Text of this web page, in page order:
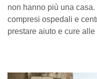
non hanno più una
compresi ospedali e
prestare aiuto e cure alle